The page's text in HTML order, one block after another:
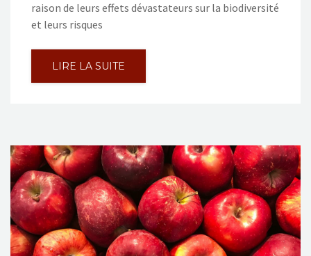
raison de leurs effets dévastateurs sur la biodiversité
et leurs risques
LIRE LA SUITE